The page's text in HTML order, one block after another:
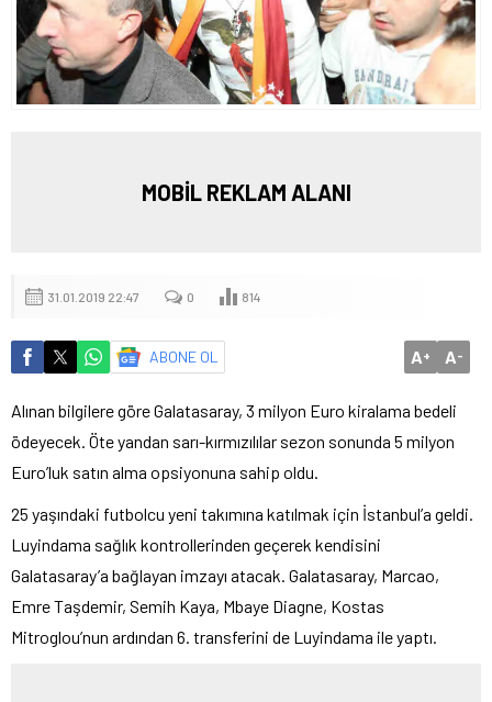
MOBİL REKLAM ALANI
31.01.2019 22:47 0 814
ABONE OL A+ A-
Alınan bilgilere göre Galatasaray, 3 milyon Euro kiralama bedeli
ödeyecek. Öte yandan sarı-kırmızılılar sezon sonunda 5 milyon
Euro’luk satın alma opsiyonuna sahip oldu.
25 yaşındaki futbolcu yeni takımına katılmak için İstanbul’a geldi.
Luyindama sağlık kontrollerinden geçerek kendisini
Galatasaray’a bağlayan imzayı atacak. Galatasaray, Marcao,
Emre Taşdemir, Semih Kaya, Mbaye Diagne, Kostas
Mitroglou’nun ardından 6. transferini de Luyindama ile yaptı.